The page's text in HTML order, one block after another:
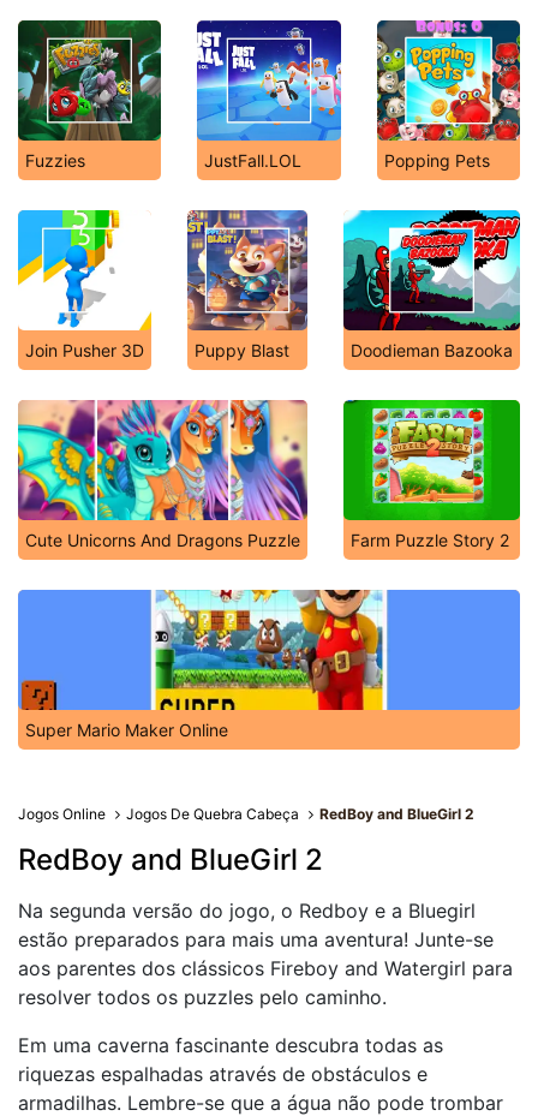
Fuzzies JustFall.LOL Popping Pets
Join Pusher 3D Puppy Blast Doodieman Bazooka
Cute Unicorns And Dragons Puzzle Farm Puzzle Story 2
Super Mario Maker Online
Jogos Online Jogos De Quebra Cabeça RedBoy and BlueGirl 2
RedBoy and BlueGirl 2
Na segunda versão do jogo, o Redboy e a Bluegirl
estão preparados para mais uma aventura! Junte-se
aos parentes dos clássicos Fireboy and Watergirl para
resolver todos os puzzles pelo caminho.
Em uma caverna fascinante descubra todas as
riquezas espalhadas através de obstáculos e
armadilhas. Lembre-se que a água não pode trombar